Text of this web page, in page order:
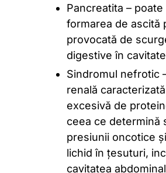
Pancreatita – poate
formarea de ascită
provocată de
digestive în
Sindromul nefrotic
renală
excesivă de
ceea ce determină
presiunii oncotice
lichid în țesuturi,
cavitatea